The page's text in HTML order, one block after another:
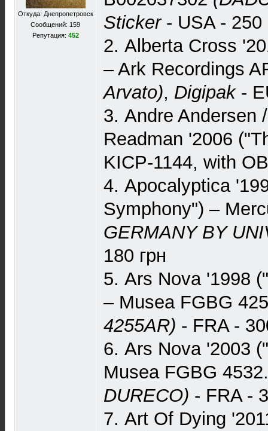
Откуда: Днепропетровск
Сообщений: 159
Репутация: 452
Sticker- USA - 250
2. Alberta Cross
– Ark Recordings
Arvato), Digipak-
3. Andre Andersen
Readman '2006
KICP-1144, with
4. Apocalyptica
Symphony") –
GERMANY BY
180 грн
5. Ars Nova '1998
– Musea FGBG
4255AR) - FRA -
6. Ars Nova '2003
Musea FGBG
DURECO) - FRA -
7. Art Of Dying